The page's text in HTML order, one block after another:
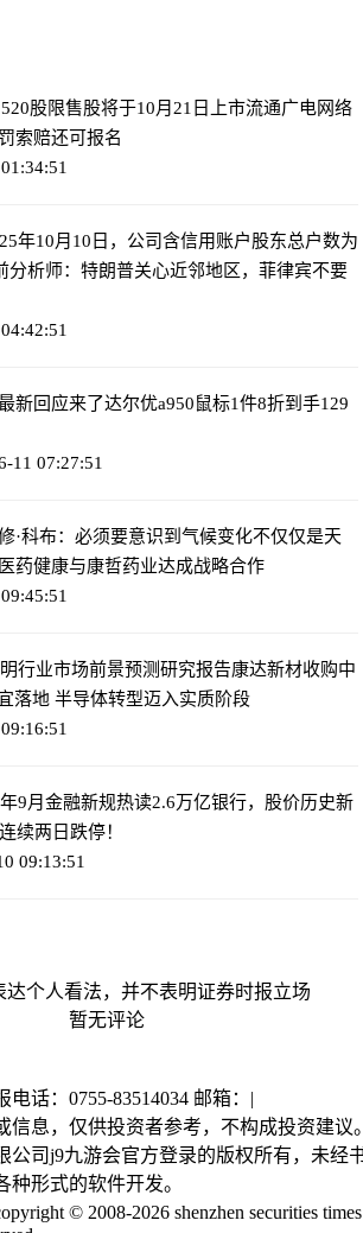
股限售股将于10月21日上市流通广电网络
索赔还可报名
年10月10日，公司含信用账户股东总户数为
分析师：特朗普关心近邻地区，菲律宾不要
新回应来了达尔优a950鼠标1件8折到手129
11 07:27:51
·科布：必须要意识到气候变化不仅仅是天
药健康与康哲药业达成战略合作
行业市场前景预测研究报告康达新材收购中
落地 半导体转型迈入实质阶段
9月金融新规热读2.6万亿银行，股价历史新
续两日跌停！
09:13:51
达个人看法，并不表明证券时报立场
暂无评论
话：0755-83514034 邮箱： |
信息，仅供投资者参考，不构成投资建议
公司j9九游会官方登录的版权所有，未经
种形式的软件开发。
© 2008-2026 shenzhen securities times